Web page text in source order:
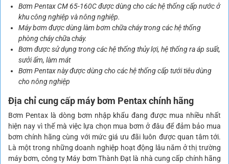
Bơm Pentax CM 65-160C được dùng cho các hệ thống cấp nước ở
khu công nghiệp và nông nghiệp.
Máy bơm được dùng làm bơm chữa cháy trong các hệ thống
phòng cháy chữa cháy.
Bơm được sử dụng trong các hệ thống thủy lợi, hệ thống ra áp suất,
sưởi ấm, làm mát
Bơm Pentax này được dùng cho các hệ thống cấp tưới tiêu dùng
cho nông nghiệp
Địa chỉ cung cấp máy bơm Pentax chính hãng
Bơm Pentax là dòng bơm nhập khẩu đang được mua nhiều nhất
hiện nay vì thế mà việc lựa chọn mua bơm ở đâu để đảm bảo mua
bơm chính hãng cùng với mức giá ưu đãi luôn được quan tâm tới.
Là một trong những doanh nghiệp hoạt động lâu năm ở thị trường
máy bơm, công ty Máy bơm Thành Đạt là nhà cung cấp chính hãng